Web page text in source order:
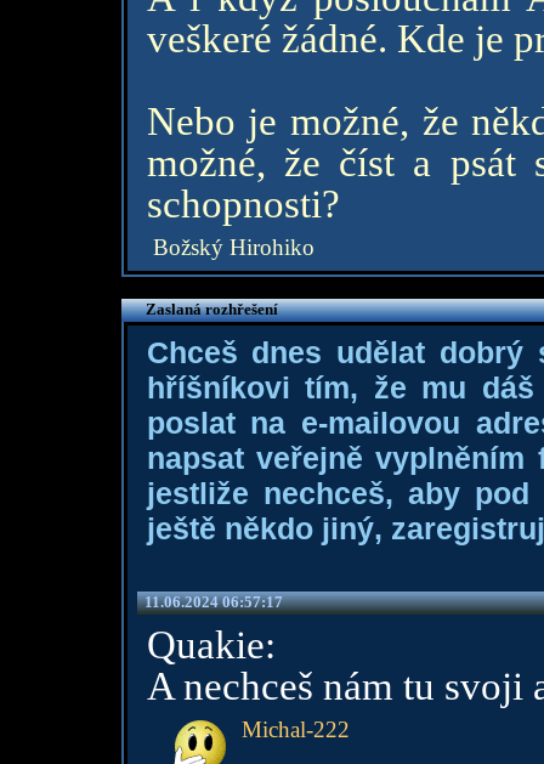
veškeré žádné. Kde je
Nebo je možné, že
možné, že číst a psát
schopnosti?
Božský Hirohiko
Zaslaná rozhřešení
Chceš dnes udělat dobrý
hříšníkovi tím, že mu
poslat na e-mailovou
napsat veřejně
jestliže nechceš, aby
ještě někdo jiný,
11.06.2024 06:57:17
Quakie:
A nechceš nám tu svoji
Michal-222